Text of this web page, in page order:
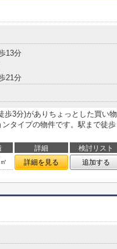
13分
21分
歩3分)がありちょっとした買い物
タイプの物件です。駅まで徒歩
詳細
検討リスト
詳細を見る 追加する